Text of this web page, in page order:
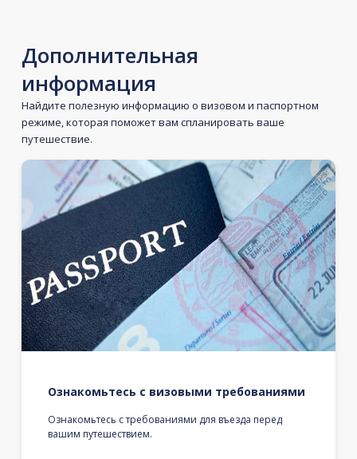
Дополнительная
информация
Найдите полезную информацию о визовом и паспортном
режиме, которая поможет вам спланировать ваше
путешествие.
Ознакомьтесь с визовыми требованиями
Ознакомьтесь с требованиями для въезда перед
вашим путешествием.